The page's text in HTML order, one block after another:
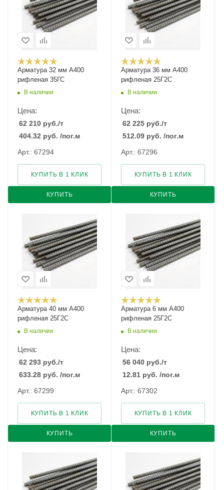
Арматура 32 мм А400
рифленая 35ГС
В наличии
Цена:
62 210 руб./т
404.32 руб. /пог.м
Арт.: 67294
КУПИТЬ
КУПИТЬ В 1 КЛИК
Арматура 36 мм А400
рифленая 25Г2С
В наличии
Цена:
62 225 руб./т
512.09 руб. /пог.м
Арт.: 67296
КУПИТЬ
КУПИТЬ В 1 КЛИК
Арматура 40 мм А400
рифленая 25Г2С
В наличии
Цена:
62 293 руб./т
633.28 руб. /пог.м
Арт.: 67299
КУПИТЬ
КУПИТЬ В 1 КЛИК
Арматура 6 мм А400
рифленая 25Г2С
В наличии
Цена:
56 040 руб./т
12.81 руб. /пог.м
Арт.: 67302
КУПИТЬ
КУПИТЬ В 1 КЛИК